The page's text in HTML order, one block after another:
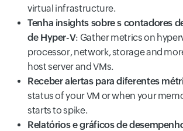
virtual infrastructure.
Tenha insights sobre s contadores
de Hyper-V: Gather metrics on
processor, network, storage and
host server and VMs.
Receber alertas para diferentes
status of your VM or when your
starts to spike.
Relatórios e gráficos de